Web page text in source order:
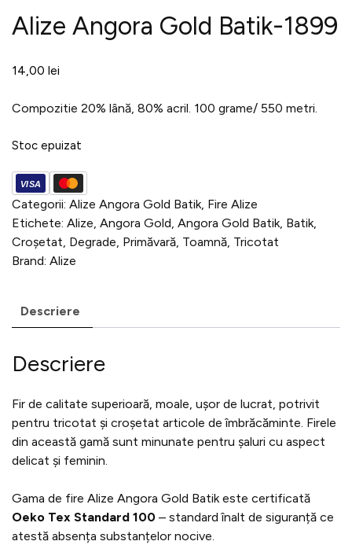
Alize Angora Gold Batik-1899
14,00 lei
Compozitie 20% lână, 80% acril. 100 grame/ 550 metri.
Stoc epuizat
Categorii: Alize Angora Gold Batik, Fire Alize
Etichete: Alize, Angora Gold, Angora Gold Batik, Batik,
Croșetat, Degrade, Primăvară, Toamnă, Tricotat
Brand: Alize
Descriere
Descriere
Fir de calitate superioară, moale, ușor de lucrat, potrivit
pentru tricotat și croșetat articole de îmbrăcăminte. Firele
din această gamă sunt minunate pentru șaluri cu aspect
delicat și feminin.
Gama de fire Alize Angora Gold Batik este certificată
Oeko Tex Standard 100 – standard înalt de siguranță ce
atestă absența substanțelor nocive.